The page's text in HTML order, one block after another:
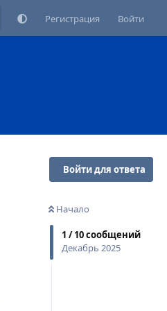
Регистрация Войти
Войти для ответа
Начало
1 /10сообщений
Декабрь 2025